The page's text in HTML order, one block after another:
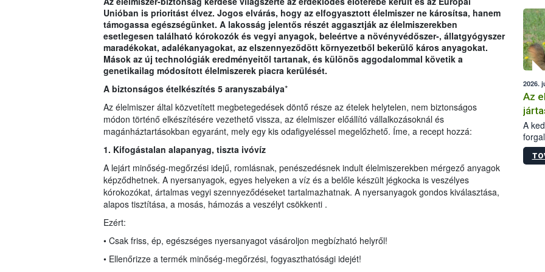
Unióban is prioritást élvez. Jogos elvárás, hogy az elfogyasztott élelmiszer ne károsítsa, hanem
támogassa egészségünket. A lakosság jelentős részét aggasztják az élelmiszerekben
esetlegesen található kórokozók és vegyi anyagok, beleértve a növényvédőszer-, állatgyógyszer
maradékokat, adalékanyagokat, az elszennyeződött környezetből bekerülő káros anyagokat.
Mások az új technológiák eredményeitől tartanak, és különös aggodalommal követik a
genetikailag módosított élelmiszerek piacra kerülését.
A biztonságos ételkészítés 5 aranyszabálya*
Az élelmiszer által közvetített megbetegedések döntő része az ételek helytelen, nem biztonságos
módon történő elkészítésére vezethető vissza, az élelmiszer előállító vállalkozásoknál és
magánháztartásokban egyaránt, mely egy kis odafigyeléssel megelőzhető. Íme, a recept hozzá:
1. Kifogástalan alapanyag, tiszta ivóvíz
A lejárt minőség-megőrzési idejű, romlásnak, penészedésnek indult élelmiszerekben mérgező anyagok
képződhetnek. A nyersanyagok, egyes helyeken a víz és a belőle készült jégkocka is veszélyes
kórokozókat, ártalmas vegyi szennyeződéseket tartalmazhatnak. A nyersanyagok gondos kiválasztása,
alapos tisztítása, a mosás, hámozás a veszélyt csökkenti .
Ezért:
• Csak friss, ép, egészséges nyersanyagot vásároljon megbízható helyről!
• Ellenőrizze a termék minőség-megőrzési, fogyaszthatósági idejét!
2026.
Az
A